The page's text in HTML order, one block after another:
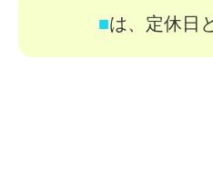
■は、定休日